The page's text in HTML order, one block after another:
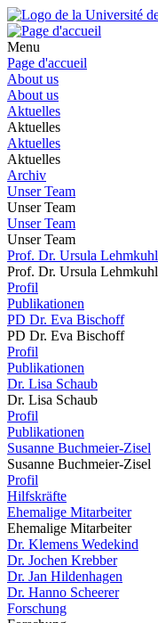
Menu
Page d'accueil
About us
About us
Aktuelles
Aktuelles
Aktuelles
Aktuelles
Archiv
Unser Team
Unser Team
Unser Team
Unser Team
Prof. Dr. Ursula Lehmkuhl
Prof. Dr. Ursula Lehmkuhl
Profil
Publikationen
PD Dr. Eva Bischoff
PD Dr. Eva Bischoff
Profil
Publikationen
Dr. Lisa Schaub
Dr. Lisa Schaub
Profil
Publikationen
Susanne Buchmeier-Zisel
Susanne Buchmeier-Zisel
Profil
Hilfskräfte
Ehemalige Mitarbeiter
Ehemalige Mitarbeiter
Dr. Klemens Wedekind
Dr. Jochen Krebber
Dr. Jan Hildenhagen
Dr. Hanno Scheerer
Forschung